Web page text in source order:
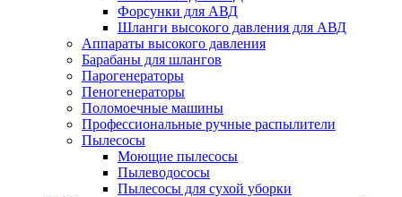
Форсунки для АВД
Шланги высокого давления для АВД
Аппараты высокого давления
Барабаны для шлангов
Парогенераторы
Пеногенераторы
Поломоечные машины
Профессиональные ручные распылители
Пылесосы
Моющие пылесосы
Пылеводососы
Пылесосы для сухой уборки